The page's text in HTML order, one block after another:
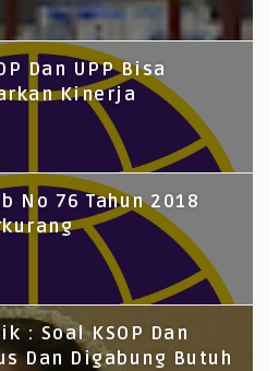
Dan UPP Bisa
Kinerja
No 76 Tahun 2018
: Soal KSOP Dan
Dan Digabung Butuh